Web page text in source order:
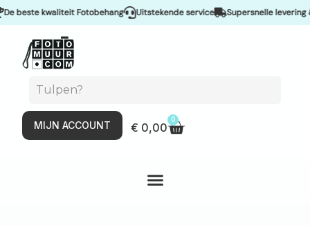
kwaliteit Fotobehang Uitstekende service Supersnelle levering &
MIJN ACCOUNT € 0,00
0